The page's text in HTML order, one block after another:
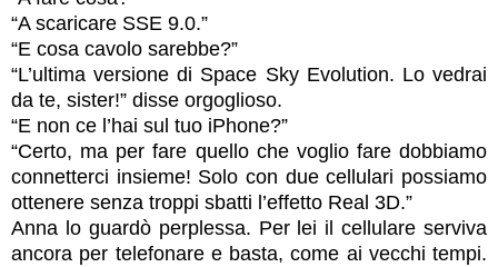
“A scaricare SSE 9.0.”
“E cosa cavolo sarebbe?”
“L’ultima versione di Space Sky Evolution. Lo vedrai
da te, sister!” disse orgoglioso.
“E non ce l’hai sul tuo iPhone?”
“Certo, ma per fare quello che voglio fare dobbiamo
connetterci insieme! Solo con due cellulari possiamo
ottenere senza troppi sbatti l’effetto Real 3D.”
Anna lo guardò perplessa. Per lei il cellulare serviva
ancora per telefonare e basta, come ai vecchi tempi.